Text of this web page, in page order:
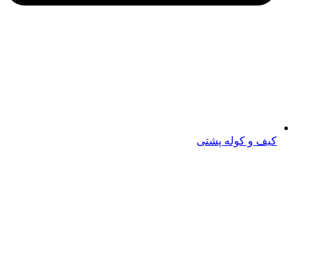
کیف و کوله پشتی